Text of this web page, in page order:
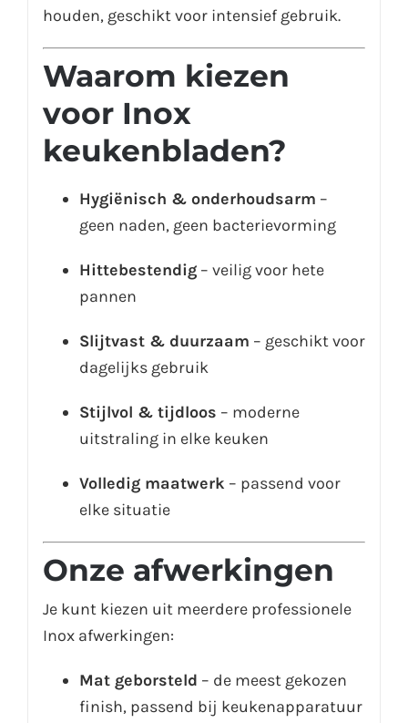
houden, geschikt voor intensief gebruik.
Waarom kiezen
voor Inox
keukenbladen?
Hygiënisch & onderhoudsarm –
geen naden, geen bacterievorming
Hittebestendig– veilig voor hete
pannen
Slijtvast & duurzaam – geschikt voor
dagelijks gebruik
Stijlvol & tijdloos – moderne
uitstraling in elke keuken
Volledig maatwerk – passend voor
elke situatie
Onze afwerkingen
Je kunt kiezen uit meerdere professionele
Inox afwerkingen:
Mat geborsteld – de meest gekozen
finish, passend bij keukenapparatuur